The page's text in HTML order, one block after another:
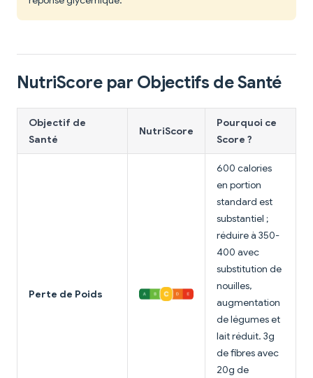
NutriScore par Objectifs de Santé
Objectif de
Santé
NutriScore
Pourquoi ce
Score ?
Perte de Poids
600 calories
en portion
standard est
substantiel ;
réduire à 350-
400 avec
substitution de
nouilles,
augmentation
de légumes et
lait réduit. 3g
de fibres avec
20g de